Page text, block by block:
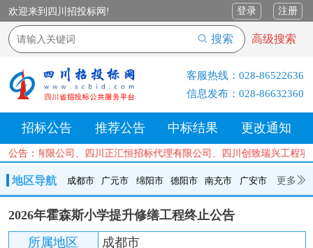
欢迎来到四川招投标网! 登录 注册
搜索 高级搜索
客服热线： 028-86522636
信息发布： 028-86632360
招标公告 推荐公告 中标结果 更改通知
公告： 限公司、四川正汇恒招标代理有限公司、四川创致瑞兴
地区导航 成都市 广元市 绵阳市 德阳市 南充市 广安市 更多
成都市 广元市 绵阳市 德阳市 南充市 广安市
内江市
乐山市 自贡市 泸州市 宜宾市 攀枝花
巴中市
2026年霍森斯小学提升修缮工程终止公告
所属地区
成都市